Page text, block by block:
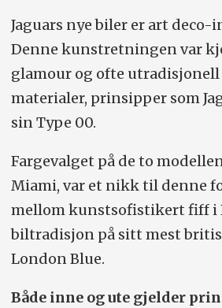
Jaguars nye biler er art
Denne kunstretningen var
glamour og ofte utradisjonell
materialer, prinsipper som
sin Type 00.
Fargevalget på de to
Miami, var et nikk til denne
mellom kunstsofistikert fiff i
biltradisjon på sitt mest
London Blue.
Både inne og ute gjelder